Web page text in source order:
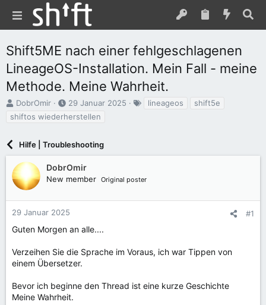
Shift5ME nach einer fehlgeschlagenen
LineageOS-Installation. Mein Fall - meine
Methode. Meine Wahrheit.
E
e
l
l
e
r
DobrOmir
E
e
l
l
t
29 Januar 2025
g
o
lineageos
shift5e
shiftos wiederherstellen
Hilfe | Troubleshooting
DobrOmir
New member Original poster
29 Januar 2025 #1
Guten Morgen an alle....
Verzeihen Sie die Sprache im Voraus, ich war Tippen von
einem Übersetzer.
Bevor ich beginne den Thread ist eine kurze Geschichte
Meine Wahrheit.